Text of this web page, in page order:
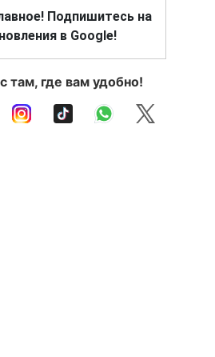
Подпишитесь на
в Google!
там, где вам удобно!